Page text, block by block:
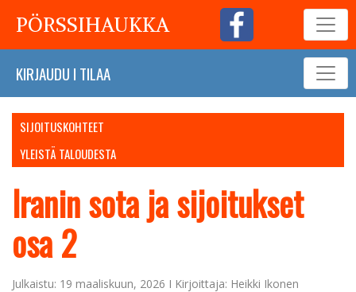
PÖRSSIHAUKKA
KIRJAUDU I TILAA
SIJOITUSKOHTEET
YLEISTÄ TALOUDESTA
Iranin sota ja sijoitukset
osa 2
Julkaistu: 19 maaliskuun, 2026 I Kirjoittaja: Heikki Ikonen